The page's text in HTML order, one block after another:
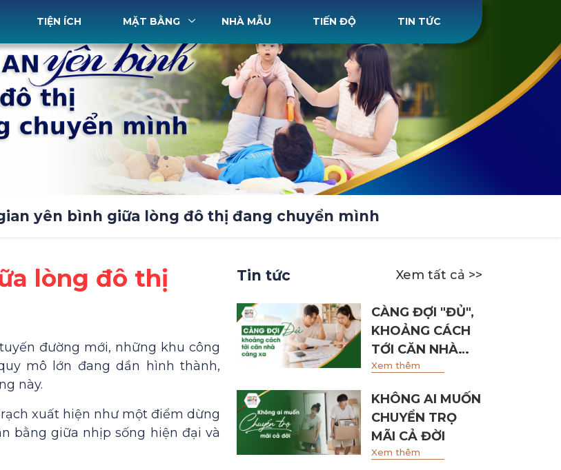
TIỆN ÍCH MẶT BẰNG NHÀ MẪU TIẾN ĐỘ TIN TỨC
yên bình giữa lòng đô thị đang chuyển mình
lòng đô thị
đường mới, những khu công
mô lớn đang dần hình thành,
này.
xuất hiện như một điểm dừng
bằng giữa nhịp sống hiện đại và
Tin tức Xem tất cả >>
CÀNG ĐỢI "ĐỦ",
KHOẢNG CÁCH
TỚI CĂN NHÀ
CÀNG XA
Xem thêm
KHÔNG AI MUỐN
CHUYỂN TRỌ
MÃI CẢ ĐỜI
Xem thêm